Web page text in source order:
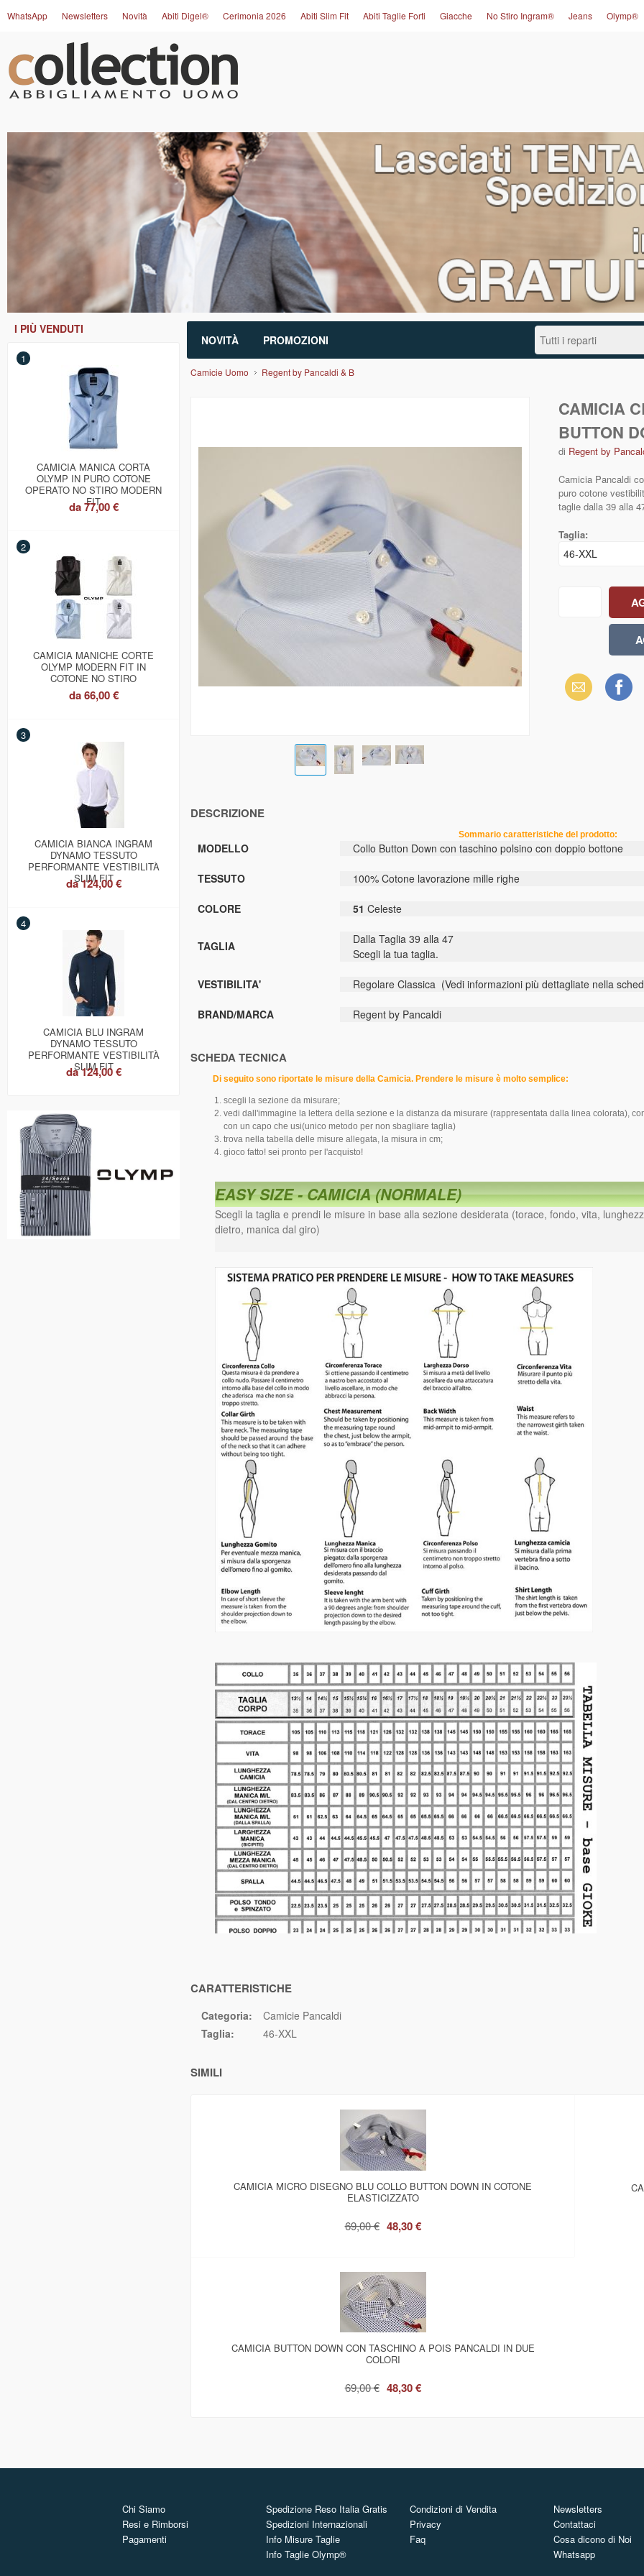
WhatsApp Newsletters Novità Abiti Digel® Cerimonia 2026 Abiti Slim Fit Abiti Taglie Forti Giacche No Stiro Ingram® Jeans Olymp®
NOVITÀ PROMOZIONI
I PIÙ VENDUTI
1
CAMICIA MANICA CORTA
OLYMP IN PURO COTONE
OPERATO NO STIRO MODERN
FIT
da77,00 €
2
CAMICIA MANICHE CORTE
OLYMP MODERN FIT IN
COTONE NO STIRO
da66,00 €
3
CAMICIA BIANCA INGRAM
DYNAMO TESSUTO
PERFORMANTE VESTIBILITÀ
SLIM FIT
da124,00 €
4
CAMICIA BLU INGRAM
DYNAMO TESSUTO
PERFORMANTE VESTIBILITÀ
SLIM FIT
da124,00 €
Camicie Uomo Regent by Pancaldi & B
CAMICIA
BUTTON
di Regent by
Camicia Pancaldi
puro cotone
taglie dalla 39 alla
Taglia:
Email Facebook
DESCRIZIONE
Sommario caratteristiche del prodotto:
MODELLO Collo Button Down con taschino polsino con doppio bottone
TESSUTO 100% Cotone lavorazione mille righe
COLORE 51 Celeste
TAGLIA
Dalla Taglia 39 alla 47
Scegli la tua taglia.
VESTIBILITA' Regolare Classica (Vedi informazioni più dettagliate nella
BRAND/MARCA Regent by Pancaldi
SCHEDA TECNICA
Di seguito sono riportate le misure della Camicia. Prendere le misure è molto semplice:
scegli la sezione da misurare;
vedi dall'immagine la lettera della sezione e la distanza da misurare (rappresentata dalla linea colorata),
con un capo che usi(unico metodo per non sbagliare taglia)
trova nella tabella delle misure allegata, la misura in cm;
gioco fatto! sei pronto per l'acquisto!
EASY SIZE - CAMICIA (NORMALE)
Scegli la taglia e prendi le misure in base alla sezione desiderata (torace, fondo, vita,
dietro, manica dal giro)
CARATTERISTICHE
Categoria:
Camicie Pancaldi
Taglia:
46-XXL
SIMILI
CAMICIA MICRO DISEGNO BLU COLLO BUTTON DOWN IN COTONE
ELASTICIZZATO
69,00 € 48,30 €
CAMICIA BUTTON DOWN CON TASCHINO A POIS PANCALDI IN DUE
COLORI
69,00 € 48,30 €
Chi Siamo
Resi e Rimborsi
Pagamenti
Spedizione Reso Italia Gratis
Spedizioni Internazionali
Info Misure Taglie
Info Taglie Olymp®
Condizioni di Vendita
Privacy
Faq
Newsletters
Contattaci
Cosa dicono di Noi
Whatsapp